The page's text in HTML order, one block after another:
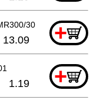
301 +
13.09
+
1.19